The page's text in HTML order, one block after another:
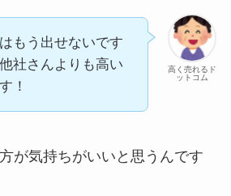
高く売れるド
ットコム
もう出せないです
社さんよりも高い
！
が気持ちがいいと思うんです